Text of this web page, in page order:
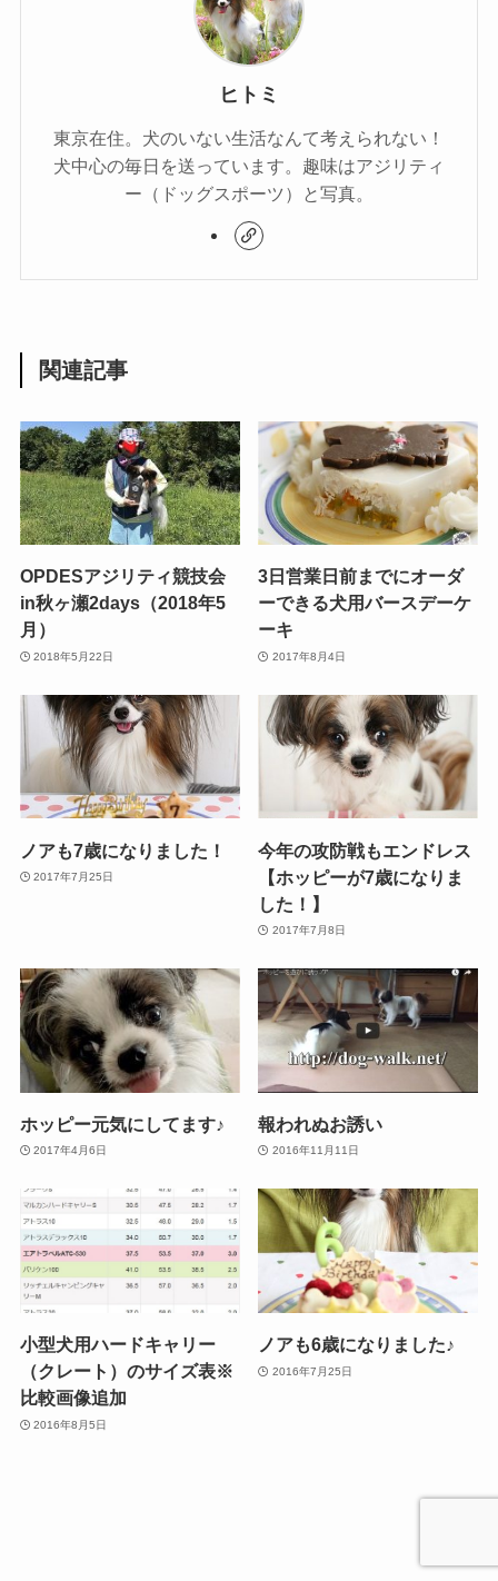
ヒトミ
東京在住。犬のいない生活なんて考えられない！
犬中心の毎日を送っています。趣味はアジリティ
ー（ドッグスポーツ）と写真。
関連記事
OPDESアジリティ競技会
in秋ヶ瀬2days（2018年5
月）
2018年5月22日
3日営業日前までにオーダ
ーできる犬用バースデーケ
ーキ
2017年8月4日
ノアも7歳になりました！
2017年7月25日
今年の攻防戦もエンドレス
【ホッピーが7歳になりま
した！】
2017年7月8日
ホッピー元気にしてます♪
2017年4月6日
報われぬお誘い
2016年11月11日
小型犬用ハードキャリー
（クレート）のサイズ表※
比較画像追加
2016年8月5日
ノアも6歳になりました♪
2016年7月25日